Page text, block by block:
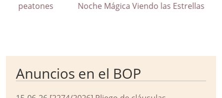
peatones
Noche Mágica Viendo las Estrellas
Anuncios en el BOP